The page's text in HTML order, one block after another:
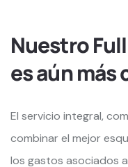
Nuestro
es aún más
El servicio integral,
combinar el mejor
los gastos asociados